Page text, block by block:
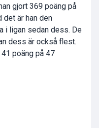
gjort 369 poäng på
det är han den
i ligan sedan dess. De
dess är också flest.
poäng på 47